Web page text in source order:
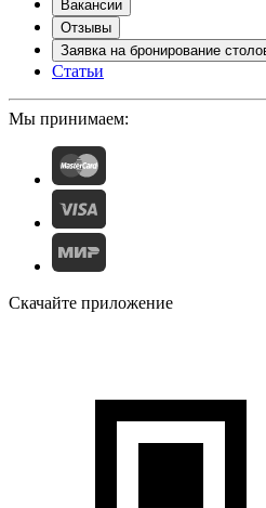
Вакансии
Отзывы
Заявка на бронирование
Статьи
Мы принимаем:
Скачайте приложение